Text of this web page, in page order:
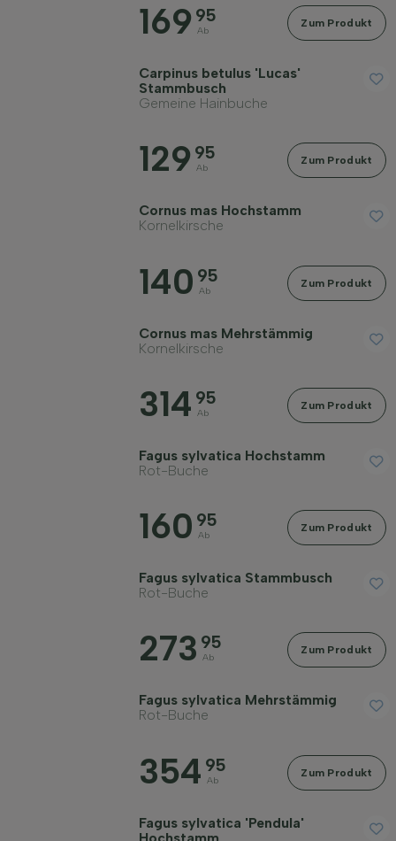
169 95
Ab
Zum Produkt
Carpinus betulus 'Lucas'
Stammbusch
Gemeine Hainbuche
129 95
Ab
Zum Produkt
Cornus mas Hochstamm
Kornelkirsche
140 95
Ab
Zum Produkt
Cornus mas Mehrstämmig
Kornelkirsche
314 95
Ab
Zum Produkt
Fagus sylvatica Hochstamm
Rot-Buche
160 95
Ab
Zum Produkt
Fagus sylvatica Stammbusch
Rot-Buche
273 95
Ab
Zum Produkt
Fagus sylvatica Mehrstämmig
Rot-Buche
354 95
Ab
Zum Produkt
Fagus sylvatica 'Pendula'
Hochstamm